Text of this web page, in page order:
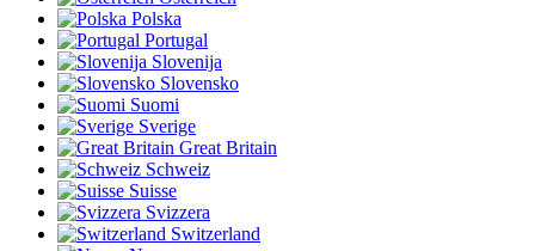
Polska
Portugal
Slovenija
Slovensko
Suomi
Sverige
Great Britain
Schweiz
Suisse
Svizzera
Switzerland